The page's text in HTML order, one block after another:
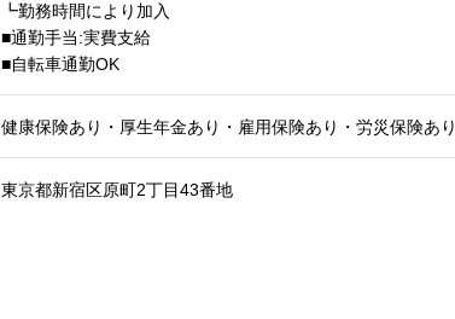
┗勤務時間により加入
■通勤手当:実費支給
■自転車通勤OK
健康保険あり・厚生年金あり・雇用保険あり・労災保険あり
東京都新宿区原町2丁目43番地